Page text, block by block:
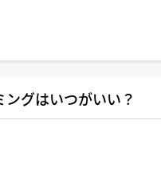
グはいつがいい？